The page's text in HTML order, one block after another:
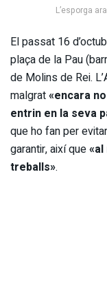
L’esporga
El passat 16
plaça de la Pau
de Molins de Rei.
malgrat«encara
entrin en la seva
que ho fan per evitar
garantir, així que
treballs».